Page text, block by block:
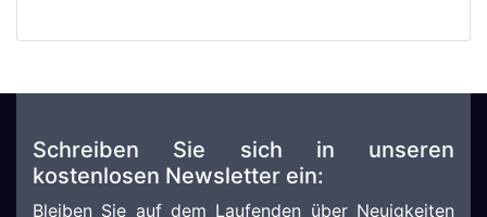
Schreiben Sie sich in unseren
kostenlosen Newsletter ein:
Bleiben Sie auf dem Laufenden über Neuigkeiten